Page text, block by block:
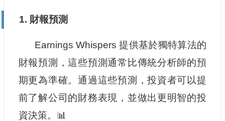
1. 財報預測
Earnings Whispers 提供基於獨特算法的
財報預測，這些預測通常比傳統分析師的預
期更為準確。通過這些預測，投資者可以提
前了解公司的財務表現，並做出更明智的投
資決策。📊